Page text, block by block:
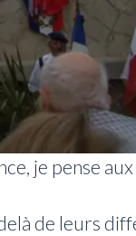
je pense
de leurs